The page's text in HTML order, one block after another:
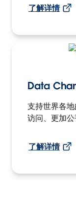
了解详情
Data
支持世界各
访问、更加公
了解详情